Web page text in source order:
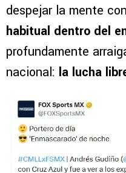
despejar la mente con
habitual dentro del
profundamente
nacional: la lucha